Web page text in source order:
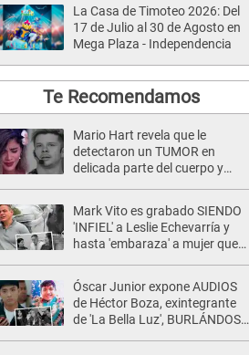
La Casa de Timoteo 2026: Del
17 de Julio al 30 de Agosto en
Mega Plaza - Independencia
Te Recomendamos
Mario Hart revela que le
detectaron un TUMOR en
delicada parte del cuerpo y
Mark Vito es grabado SIENDO
'INFIEL' a Leslie Echevarría y
hasta 'embaraza' a mujer que
desgraciado! "
Óscar Junior expone AUDIOS
de Héctor Boza, exintegrante
de 'La Bella Luz', BURLÁNDOSE